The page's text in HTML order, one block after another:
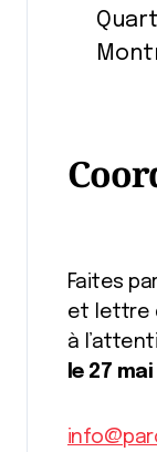
Faites
et lettre
à
le 27